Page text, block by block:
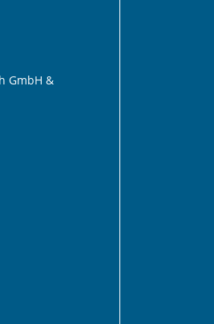
GmbH &